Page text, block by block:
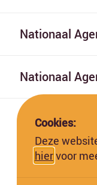
Nationaal
Nationaal
Cookies:
Deze
hiervoor